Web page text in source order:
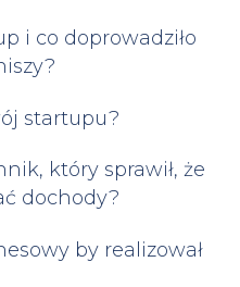
i co doprowadziło
startupu?
który sprawił, że
dochody?
by realizował